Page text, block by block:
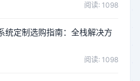
阅读: 1098
统定制选购指南：全栈解决方
阅读: 1098